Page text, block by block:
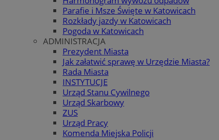
Parafie i Msze Święte w Katowicach
Rozkłady jazdy w Katowicach
Pogoda w Katowicach
ADMINISTRACJA
Prezydent Miasta
Jak załatwić sprawę w Urzędzie Miasta?
Rada Miasta
INSTYTUCJE
Urząd Stanu Cywilnego
Urząd Skarbowy
ZUS
Urząd Pracy
Komenda Miejska Policji